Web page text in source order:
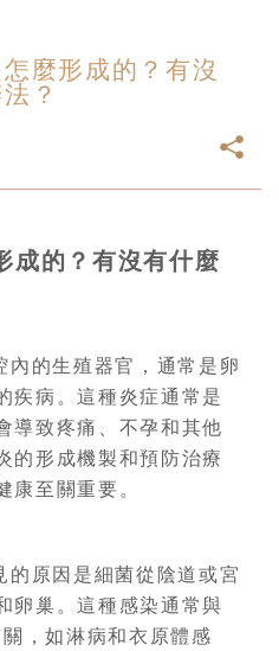
麼形成的？有沒
？
成的？有沒有什麼
內的生殖器官，通常是卵
疾病。這種炎症通常是
導致疼痛、不孕和其他
的形成機製和預防治療
康至關重要。
的原因是細菌從陰道或宮
卵巢。這種感染通常與
，如淋病和衣原體感